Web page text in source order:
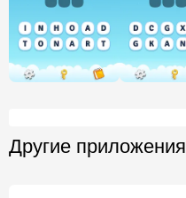
Другие приложения